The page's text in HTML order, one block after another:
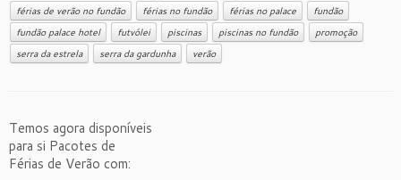
férias de verão no fundão
férias no fundão férias no palace
fundão
fundão palace hotel
futvólei piscinas piscinas no fundão
promoção
serra da estrela
serra da gardunha verão
Temos agora disponíveis
para si Pacotes de
Férias de Verão com: